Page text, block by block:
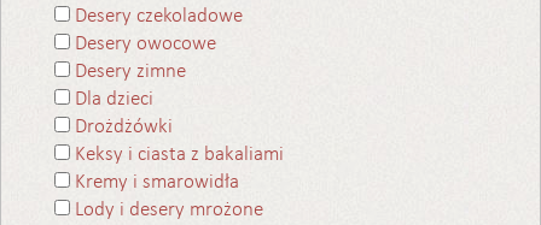
Desery czekoladowe
Desery owocowe
Desery zimne
Dla dzieci
Drożdżówki
Keksy i ciasta z bakaliami
Kremy i smarowidła
Lody i desery mrożone